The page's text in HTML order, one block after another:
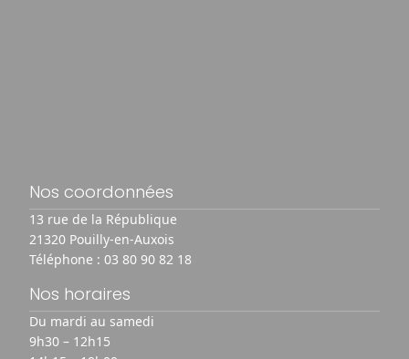
Nos coordonnées
13 rue de la République
21320 Pouilly-en-Auxois
Téléphone : 03 80 90 82 18
Nos horaires
Du mardi au samedi
9h30 – 12h15